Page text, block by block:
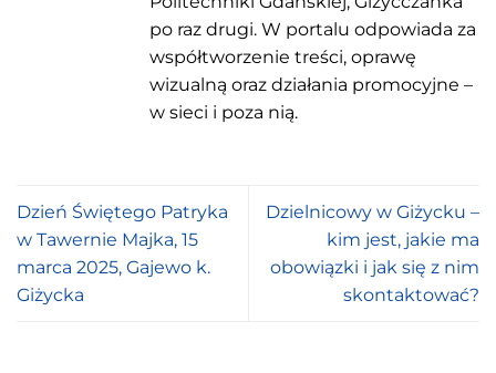
po raz drugi. W portalu odpowiada za
współtworzenie treści, oprawę
wizualną oraz działania promocyjne –
w sieci i poza nią.
Dzień Świętego Patryka
w Tawernie Majka, 15
marca 2025, Gajewo k.
Giżycka
Dzielnicowy w Giżycku –
kim jest, jakie ma
obowiązki i jak się z nim
skontaktować?